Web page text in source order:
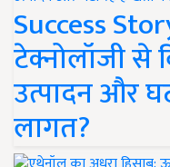
Success
टेक्नोलॉजी से
उत्पादन और
लागत?